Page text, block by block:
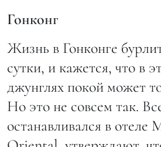
Гонконг
Жизнь в Гонконге
сутки, и кажется, что в
джунглях покой может
Но это не совсем так.
останавливался в отеле